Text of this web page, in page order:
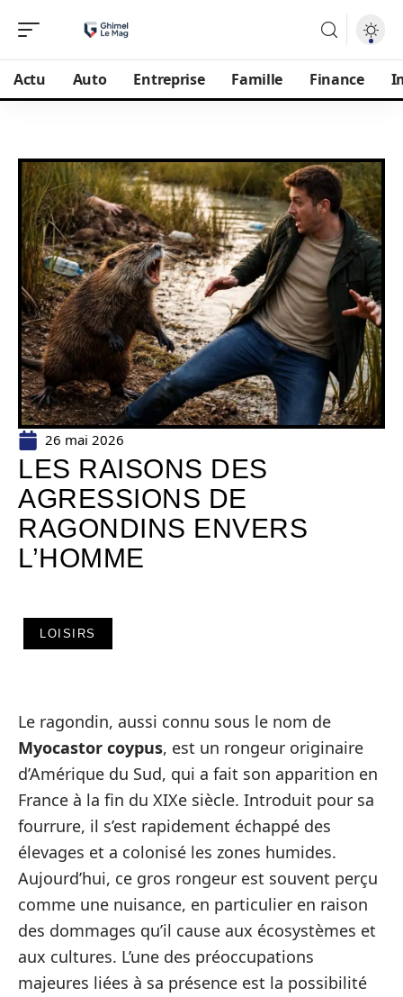
Actu Auto Entreprise Famille Finance
26 mai 2026
LES RAISONS DES
AGRESSIONS DE
RAGONDINS ENVERS
L’HOMME
LOISIRS
Le ragondin, aussi connu sous le nom de
Myocastor coypus, est un rongeur originaire
d’Amérique du Sud, qui a fait son apparition en
France à la fin du XIXe siècle. Introduit pour sa
fourrure, il s’est rapidement échappé des
élevages et a colonisé les zones humides.
Aujourd’hui, ce gros rongeur est souvent perçu
comme une nuisance, en particulier en raison
des dommages qu’il cause aux écosystèmes et
aux cultures. L’une des préoccupations
majeures liées à sa présence est la possibilité